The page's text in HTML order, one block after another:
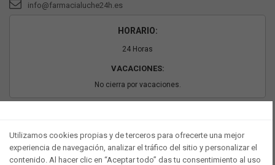
info@farmacialuche24h.es
HORARIO:
24 Horas
VACACIONES:
No cierra por vacaciones.
Utilizamos cookies propias y de terceros para ofrecerte una mejor
experiencia de navegación, analizar el tráfico del sitio y personalizar el
contenido. Al hacer clic en “Aceptar todo” das tu consentimiento al uso